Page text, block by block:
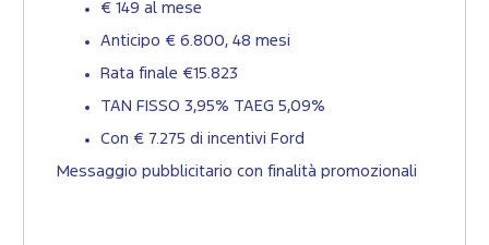
€ 149 al mese
Anticipo € 6.800, 48 mesi
Rata finale €15.823
TAN FISSO 3,95% TAEG 5,09%
Con € 7.275 di incentivi Ford
Messaggio pubblicitario con finalità promozionali